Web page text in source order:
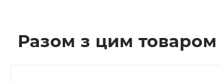
Разом з цим